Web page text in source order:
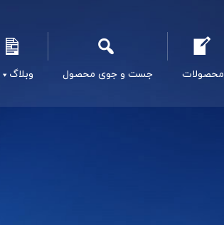
محصولات جست و جوی محصول وبلاگ